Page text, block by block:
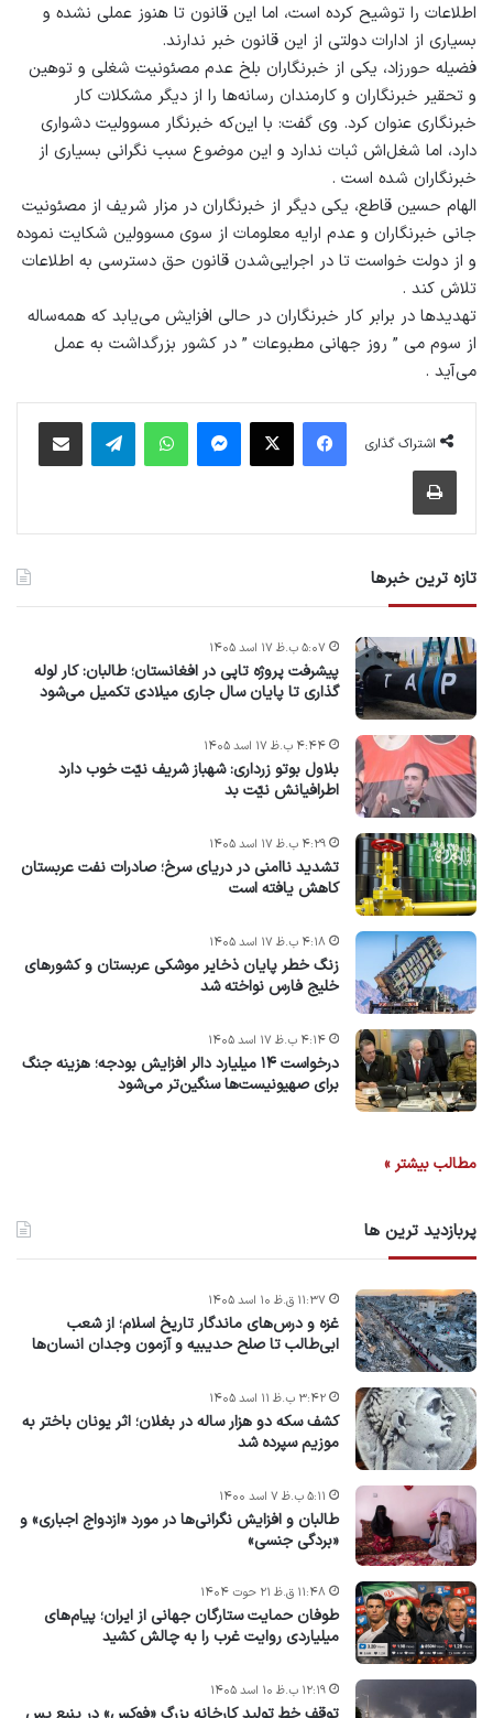
اطلاعات را توشیح کرده است، اما این قانون تا هنوز عملی نشده و
بسیاری از ادارات دولتی از این قانون خبر ندارند.
فضیله حورزاد، یکی از خبرنگاران بلخ عدم مصئونیت شغلی و توهین
و تحقیر خبرنگاران و کارمندان رسانه‌ها را از دیگر مشکلات کار
خبرنگاری عنوان کرد. وی گفت: با این‌که خبرنگار مسوولیت دشواری
دارد، اما شغل‌اش ثبات ندارد و این موضوع سبب نگرانی بسیاری از
خبرنگاران شده است .
الهام حسین قاطع، یکی دیگر از خبرنگاران در مزار شریف از مصئونیت
جانی خبرنگاران و عدم ارایه معلومات از سوی مسوولین شکایت نموده
و از دولت خواست تا در اجرایی‌شدن قانون حق دسترسی به اطلاعات
تلاش کند .
تهدیدها در برابر کار خبرنگاران در حالی افزایش می‌یابد که همه‌ساله
از سوم می ” روز جهانی مطبوعات ” در کشور بزرگداشت به عمل
می‌آید .
اشتراک گذاری
فیس بوک پیام رسان واتس آپ
تازه ترین خبرها
پیشرفت پروژه‌ تاپی در افغانستان؛ طالبان: کار لوله
گذاری تا پایان سال جاری میلادی تکمیل می‌شود
۵:۰۷ ب.ظ ۱۷ اسد ۱۴۰۵
بلاول بوتو زرداری: شهباز شریف نیّت خوب دارد
اطرافیانش نیّت بد
۴:۴۴ ب.ظ ۱۷ اسد ۱۴۰۵
تشدید ناامنی در دریای سرخ؛ صادرات نفت عربستان
کاهش یافته است
۴:۲۹ ب.ظ ۱۷ اسد ۱۴۰۵
زنگ خطر پایان ذخایر موشکی عربستان و کشورهای
خلیج فارس نواخته شد
۴:۱۸ ب.ظ ۱۷ اسد ۱۴۰۵
درخواست ۱۴ میلیارد دالر افزایش بودجه؛ هزینه جنگ
برای صهیونیست‌ها سنگین‌تر می‌شود
۴:۱۴ ب.ظ ۱۷ اسد ۱۴۰۵
مطالب بیشتر »
پربازدید ترین ها
غزه و درس‌های ماندگار تاریخ اسلام؛ از شعب
ابی‌طالب تا صلح حدیبیه و آزمون وجدان انسان‌ها
۱۱:۳۷ ق.ظ ۱۰ اسد ۱۴۰۵
کشف سکه دو هزار ساله در بغلان؛ اثر یونان باختر به
موزیم سپرده شد
۳:۴۲ ب.ظ ۱۱ اسد ۱۴۰۵
طالبان و افزایش نگرانی‌ها در مورد «ازدواج اجباری» و
«بردگی جنسی»
۵:۱۱ ب.ظ ۷ اسد ۱۴۰۰
طوفان حمایت ستارگان جهانی از ایران؛ پیام‌های
میلیاردی روایت غرب را به چالش کشید
۱۱:۴۸ ق.ظ ۲۱ حوت ۱۴۰۴
۱۲:۱۹ ب.ظ ۱۰ اسد ۱۴۰۵